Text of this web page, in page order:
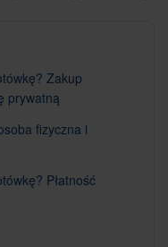
Zakup
prywatną
fizyczna i
Płatność